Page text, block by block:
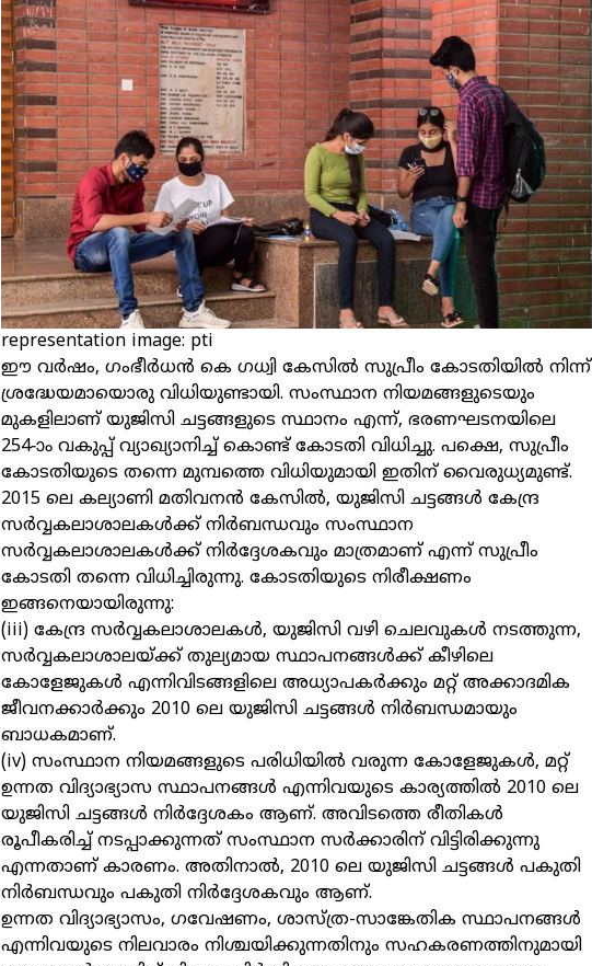
representation image: pti
ഈ വര്‍ഷം, ഗംഭീര്‍ധന്‍ കെ ഗധ്വി കേസില്‍ സുപ്രീം കോടതിയില്‍ നിന്ന്
ശ്രദ്ധേയമായൊരു വിധിയുണ്ടായി. സംസ്ഥാന നിയമങ്ങളുടെയും
മുകളിലാണ് യുജിസി ചട്ടങ്ങളുടെ സ്ഥാനം എന്ന്, ഭരണഘടനയിലെ
254-ാം വകുപ്പ് വ്യാഖ്യാനിച്ച് കൊണ്ട് കോടതി വിധിച്ചു. പക്ഷെ, സുപ്രീം
കോടതിയുടെ തന്നെ മുമ്പത്തെ വിധിയുമായി ഇതിന് വൈരുധ്യമുണ്ട്.
2015 ലെ കല്യാണി മതിവനന്‍ കേസില്‍, യുജിസി ചട്ടങ്ങള്‍ കേന്ദ്ര
സര്‍വ്വകലാശാലകള്‍ക്ക് നിര്‍ബന്ധവും സംസ്ഥാന
സര്‍വ്വകലാശാലകള്‍ക്ക് നിര്‍ദ്ദേശകവും മാത്രമാണ് എന്ന് സുപ്രീം
കോടതി തന്നെ വിധിച്ചിരുന്നു. കോടതിയുടെ നിരീക്ഷണം
ഇങ്ങനെയായിരുന്നു:
(iii) കേന്ദ്ര സര്‍വ്വകലാശാലകള്‍, യുജിസി വഴി ചെലവുകള്‍ നടത്തുന്ന,
സര്‍വ്വകലാശാലയ്ക്ക് തുല്യമായ സ്ഥാപനങ്ങള്‍ക്ക് കീഴിലെ
കോളേജുകള്‍ എന്നിവിടങ്ങളിലെ അധ്യാപകര്‍ക്കും മറ്റ് അക്കാദമിക
ജീവനക്കാര്‍ക്കും 2010 ലെ യുജിസി ചട്ടങ്ങള്‍ നിര്‍ബന്ധമായും
ബാധകമാണ്.
(iv) സംസ്ഥാന നിയമങ്ങളുടെ പരിധിയില്‍ വരുന്ന കോളേജുകള്‍, മറ്റ്
ഉന്നത വിദ്യാഭ്യാസ സ്ഥാപനങ്ങള്‍ എന്നിവയുടെ കാര്യത്തില്‍ 2010 ലെ
യുജിസി ചട്ടങ്ങള്‍ നിര്‍ദ്ദേശകം ആണ്. അവിടത്തെ രീതികള്‍
രൂപീകരിച്ച് നടപ്പാക്കുന്നത് സംസ്ഥാന സര്‍ക്കാരിന് വിട്ടിരിക്കുന്നു
എന്നതാണ് കാരണം. അതിനാല്‍, 2010 ലെ യുജിസി ചട്ടങ്ങള്‍ പകുതി
നിര്‍ബന്ധവും പകുതി നിര്‍ദ്ദേശകവും ആണ്.
ഉന്നത വിദ്യാഭ്യാസം, ഗവേഷണം, ശാസ്ത്ര-സാങ്കേതിക സ്ഥാപനങ്ങള്‍
എന്നിവയുടെ നിലവാരം നിശ്ചയിക്കുന്നതിനും സഹകരണത്തിനുമായി